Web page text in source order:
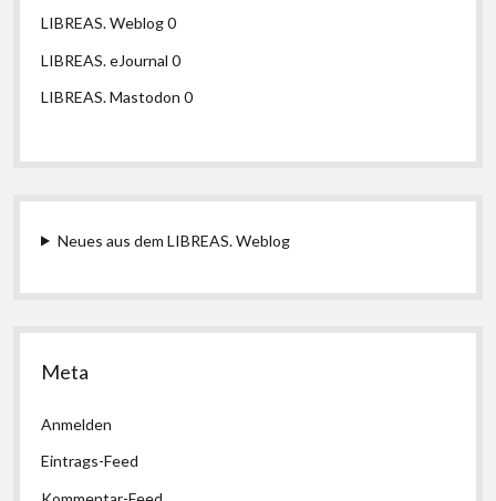
LIBREAS. Weblog0
LIBREAS. eJournal 0
LIBREAS. Mastodon 0
Neues aus dem LIBREAS. Weblog
Meta
Anmelden
Eintrags-Feed